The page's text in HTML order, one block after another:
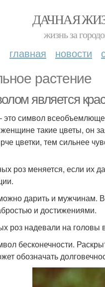
ДАЧНАЯ
жизнь за
главная новости
растение
является
символ
такие цветы, он
цветки, тем сильнее
роз меняется, если их
дарить и мужчинам.
и достижениями.
роз надевали на
бесконечности.
обозначать